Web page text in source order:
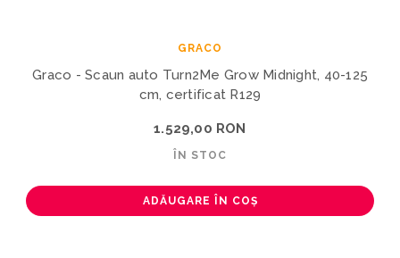
GRACO
Graco - Scaun auto Turn2Me Grow Midnight, 40-125
cm, certificat R129
1.529,00 RON
ÎN STOC
ADĂUGARE ÎN COȘ